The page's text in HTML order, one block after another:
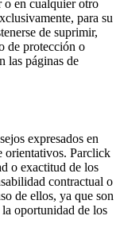
o en cualquier otro
para su
de suprimir,
de protección o
las páginas de
expresados en
orientativos. Parclick
o exactitud de los
contractual o
de ellos, ya que son
oportunidad de los